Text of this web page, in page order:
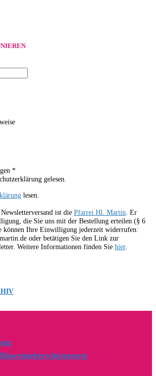
*
gelesen.
lesen.
ist die Pfarrei Hl. Martin . Er
die Sie uns mit der Bestellung erteilen (§ 6
Ihre Einwilligung jederzeit widerrufen:
oder betätigen Sie den Link zur
Weitere Informationen finden Sie hier.